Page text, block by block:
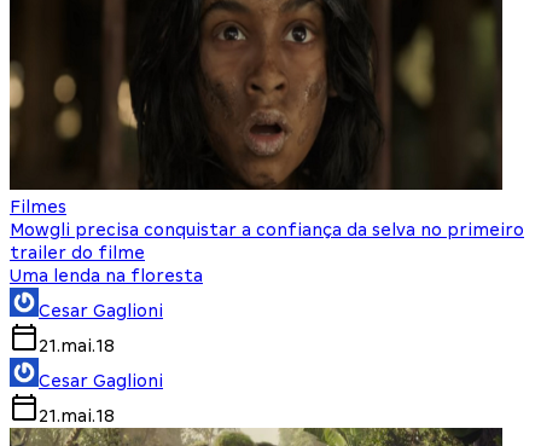
Filmes
Mowgli precisa conquistar a confiança da selva no primeiro
trailer do filme
Uma lenda na floresta
Cesar Gaglioni
21.mai.18
Cesar Gaglioni
21.mai.18